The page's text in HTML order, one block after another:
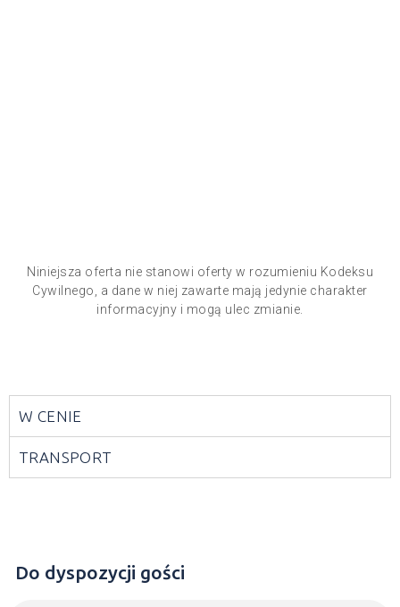
Niniejsza oferta nie stanowi oferty w rozumieniu Kodeksu
Cywilnego, a dane w niej zawarte mają jedynie charakter
informacyjny i mogą ulec zmianie.
W CENIE
TRANSPORT
Do dyspozycji gości